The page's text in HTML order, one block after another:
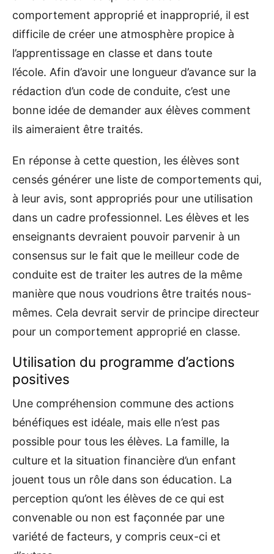
comportement approprié et inapproprié, il est
difficile de créer une atmosphère propice à
l’apprentissage en classe et dans toute
l’école. Afin d’avoir une longueur d’avance sur la
rédaction d’un code de conduite, c’est une
bonne idée de demander aux élèves comment
ils aimeraient être traités.
En réponse à cette question, les élèves sont
censés générer une liste de comportements qui,
à leur avis, sont appropriés pour une utilisation
dans un cadre professionnel. Les élèves et les
enseignants devraient pouvoir parvenir à un
consensus sur le fait que le meilleur code de
conduite est de traiter les autres de la même
manière que nous voudrions être traités nous-
mêmes. Cela devrait servir de principe directeur
pour un comportement approprié en classe.
Utilisation du programme d’actions
positives
Une compréhension commune des actions
bénéfiques est idéale, mais elle n’est pas
possible pour tous les élèves. La famille, la
culture et la situation financière d’un enfant
jouent tous un rôle dans son éducation. La
perception qu’ont les élèves de ce qui est
convenable ou non est façonnée par une
variété de facteurs, y compris ceux-ci et